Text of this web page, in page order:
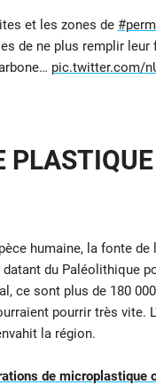
et les zones de
de ne plus remplir
pic.twitter.com/
humaine, la fonte de
du Paléolithique
ce sont plus de 180
pourrir très vite.
la région.
de microplastique